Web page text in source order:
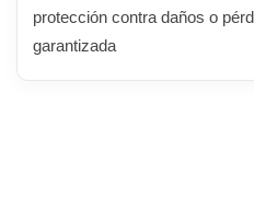
protección contra daños o
garantizada